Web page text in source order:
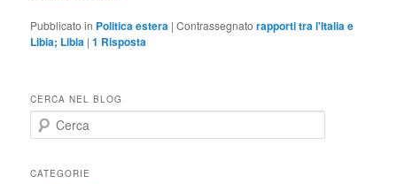
Pubblicato in Politica estera |Contrassegnato rapporti tra l'Italia e
Libia; Libia |1 Risposta
CERCA NEL BLOG
e
c
CATEGORIE